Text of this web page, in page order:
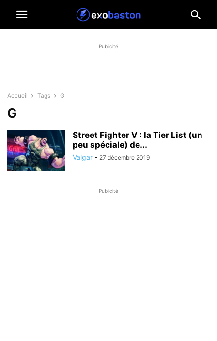
Publicité
Accueil Tags G
G
Street Fighter V : la Tier List (un
peu spéciale) de...
Valgar - 27 décembre 2019
Publicité